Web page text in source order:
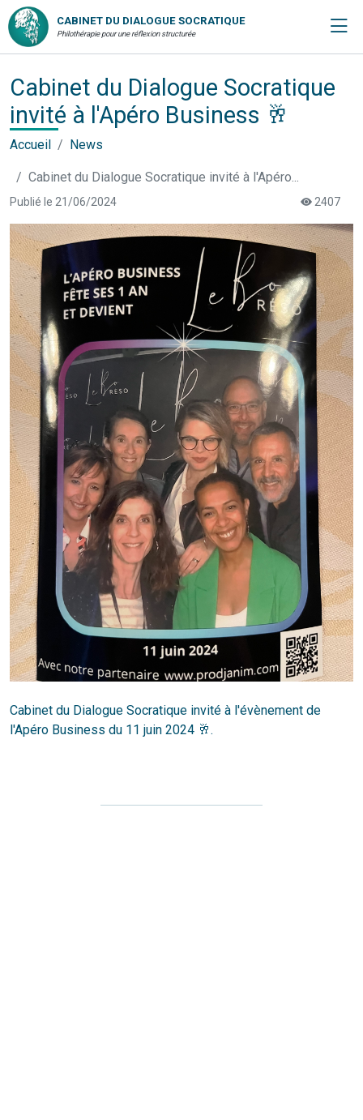
CABINET DU DIALOGUE SOCRATIQUE
Philothérapie pour une réflexion structurée
Cabinet du Dialogue Socratique
invité à l'Apéro Business 🥂
Accueil News
Cabinet du Dialogue Socratique invité à l'Apéro...
Publié le 21/06/2024 2407
Cabinet du Dialogue Socratique invité à l'évènement de
l'Apéro Business du 11 juin 2024 🥂.